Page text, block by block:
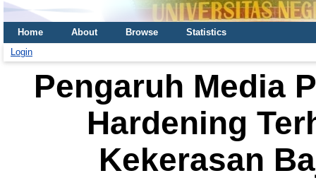
Home About Browse
Statistics
Login
Pengaruh Media
Hardening
Kekerasan